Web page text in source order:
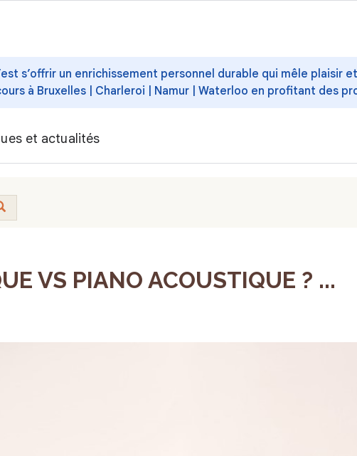
s’offrir un enrichissement personnel durable qui mêle plaisir
à Bruxelles | Charleroi | Namur | Waterloo en profitant des
et actualités
VS PIANO ACOUSTIQUE ? ...